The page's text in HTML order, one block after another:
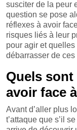
susciter de la peur
question se pose
réflexes à avoir
risques liés à leur
pour agir et
débarrasser de
Quels sont
avoir face
Avant d’aller plus
t’attaque que s’il